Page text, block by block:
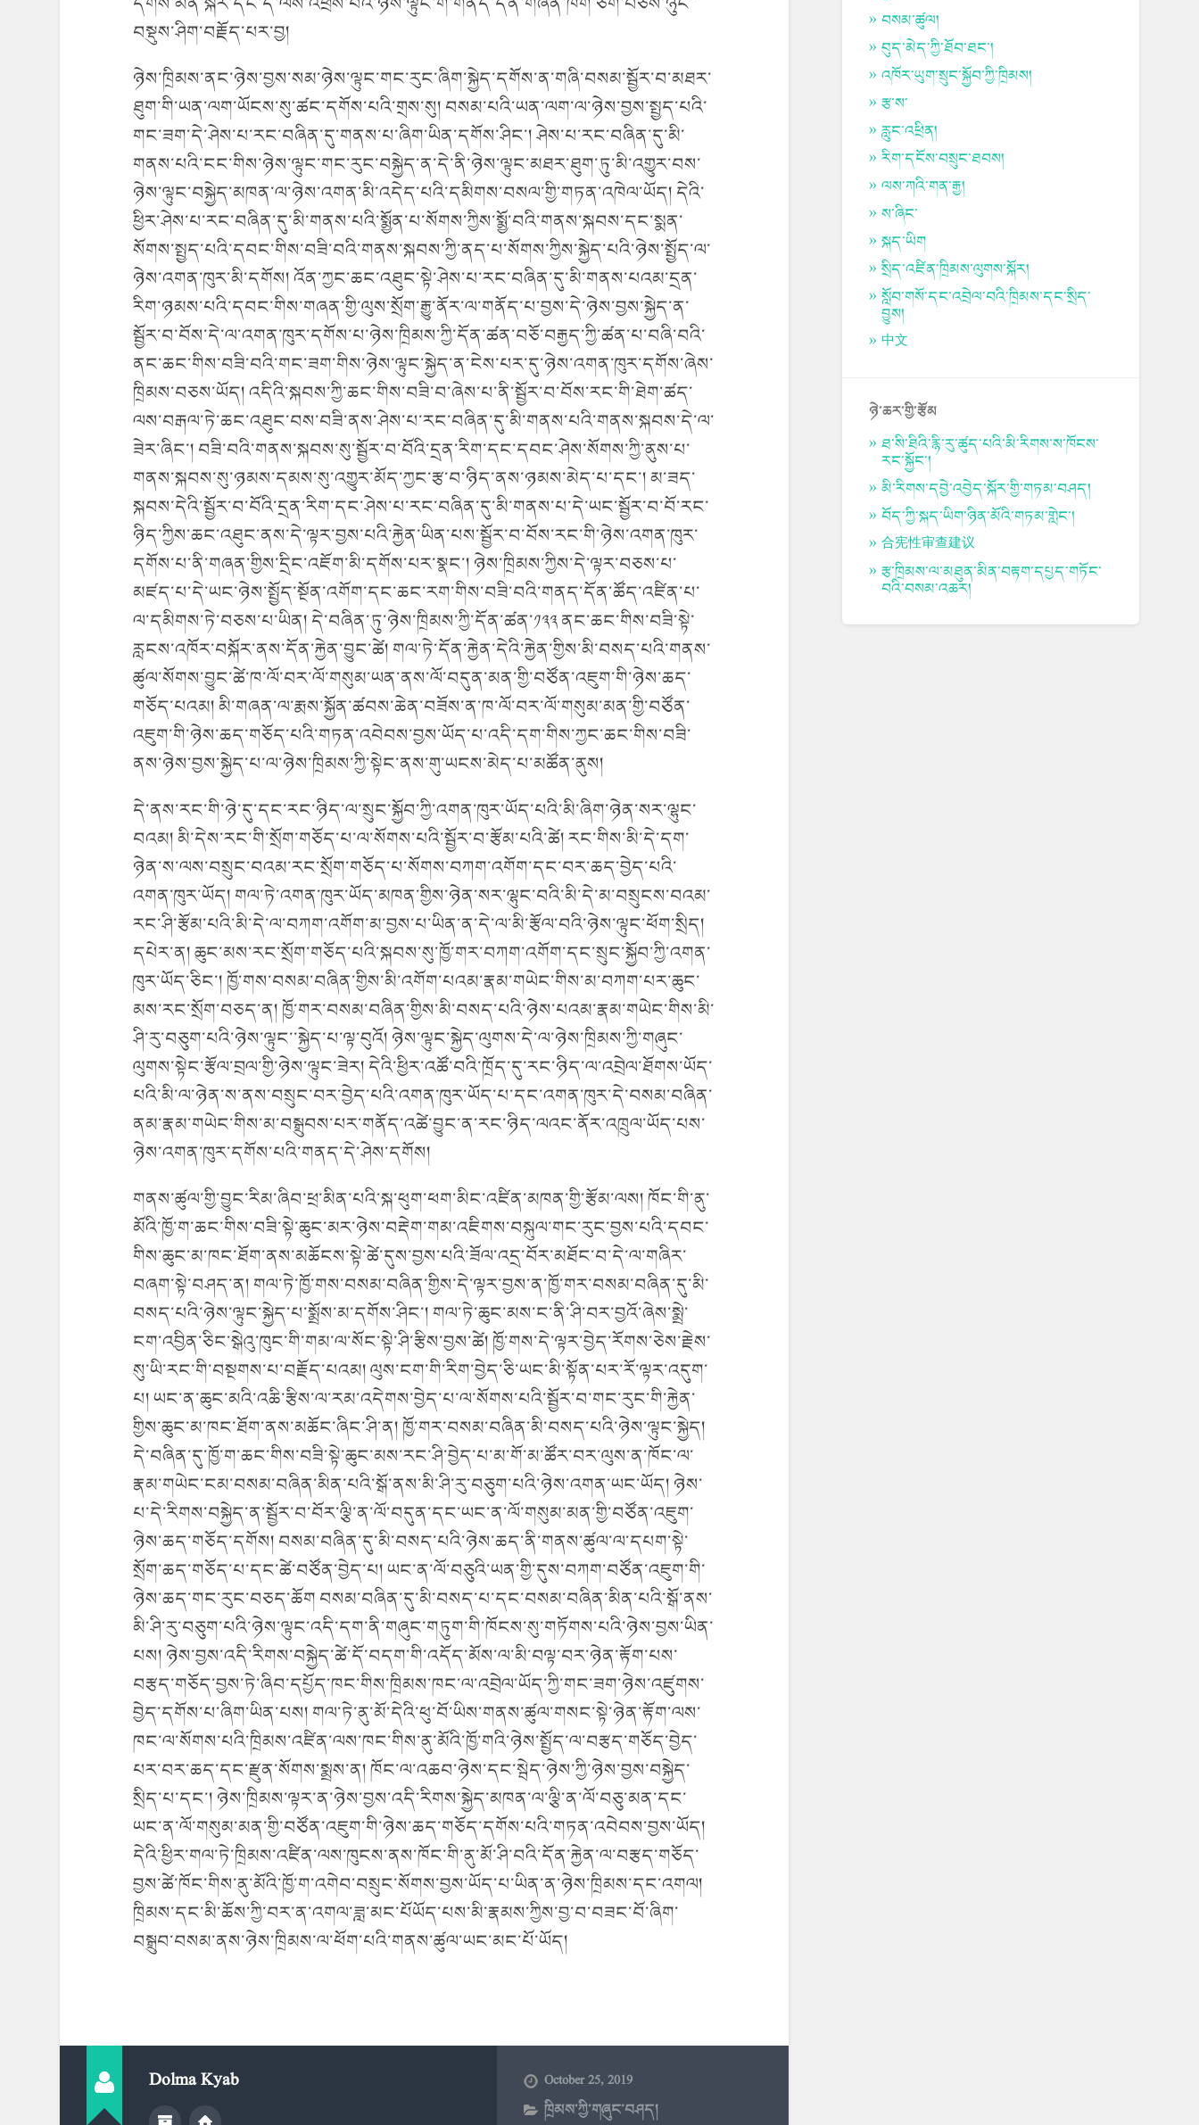
བསྡུས་ཤིག་བརྗོད་པར་བྱ།
ཉེས་ཁྲིམས་ནང་ཉེས་བྱས་སམ་ཉེས་ལྟུང་གང་རུང་ཞིག་སྐྱེད་དགོས་ན་གཞི་བསམ་སྦྱོར་བ་མཐར་
ཐུག་གི་ཡན་ལག་ཡོངས་སུ་ཚང་དགོས་པའི་གྲས་སུ། བསམ་པའི་ཡན་ལག་ལ་ཉེས་བྱས་སྤྱད་པའི་
གང་ཟག་དེ་ཤེས་པ་རང་བཞིན་དུ་གནས་པ་ཞིག་ཡིན་དགོས་ཤིང་། ཤེས་པ་རང་བཞིན་དུ་མི་
གནས་པའི་ངང་གིས་ཉེས་ལྟུང་གང་རུང་བསྐྱེད་ན་དེ་ནི་ཉེས་ལྟུང་མཐར་ཐུག་ཏུ་མི་འགྱུར་བས་
ཉེས་ལྟུང་བསྐྱེད་མཁན་ལ་ཉེས་འགན་མི་འདེད་པའི་དམིགས་བསལ་གྱི་གཏན་འཁེལ་ཡོད། དེའི་
ཕྱིར་ཤེས་པ་རང་བཞིན་དུ་མི་གནས་པའི་སྨྱོན་པ་སོགས་ཀྱིས་སྨྱོ་བའི་གནས་སྐབས་དང་སྨན་
སོགས་སྤྱད་པའི་དབང་གིས་བཟི་བའི་གནས་སྐབས་ཀྱི་ནད་པ་སོགས་ཀྱིས་སྐྱེད་པའི་ཉེས་སྤྱོད་ལ་
ཉེས་འགན་ཁུར་མི་དགོས། འོན་ཀྱང་ཆང་འཐུང་སྟེ་ཤེས་པ་རང་བཞིན་དུ་མི་གནས་པའམ་དྲན་
རིག་ཉམས་པའི་དབང་གིས་གཞན་གྱི་ལུས་སྲོག་རྒྱུ་ནོར་ལ་གནོད་པ་བྱས་དེ་ཉེས་བྱས་སྐྱེད་ན་
སྦྱོར་བ་བོས་དེ་ལ་འགན་ཁུར་དགོས་པ་ཉེས་ཁྲིམས་ཀྱི་དོན་ཚན་བཅོ་བརྒྱད་ཀྱི་ཚན་པ་བཞི་བའི་
ནང་ཆང་གིས་བཟི་བའི་གང་ཟག་གིས་ཉེས་ལྟུང་སྐྱེད་ན་ངེས་པར་དུ་ཉེས་འགན་ཁུར་དགོས་ཞེས་
ཁྲིམས་བཅས་ཡོད། འདིའི་སྐབས་ཀྱི་ཆང་གིས་བཟི་བ་ཞེས་པ་ནི་སྦྱོར་བ་བོས་རང་གི་ཐེག་ཚད་
ལས་བརྒལ་ཏེ་ཆང་འཐུང་བས་བཟི་ནས་ཤེས་པ་རང་བཞིན་དུ་མི་གནས་པའི་གནས་སྐབས་དེ་ལ་
ཟེར་ཞིང་། བཟི་བའི་གནས་སྐབས་སུ་སྦྱོར་བ་བོའི་དྲན་རིག་དང་དབང་ཤེས་སོགས་ཀྱི་ནུས་པ་
གནས་སྐབས་སུ་ཉམས་དམས་སུ་འགྱུར་མོད་ཀྱང་རྩ་བ་ཉིད་ནས་ཉམས་མེད་པ་དང་། མ་ཟད་
སྐབས་དེའི་སྦྱོར་བ་བོའི་དྲན་རིག་དང་ཤེས་པ་རང་བཞིན་དུ་མི་གནས་པ་དེ་ཡང་སྦྱོར་བ་བོ་རང་
ཉིད་ཀྱིས་ཆང་འཐུང་ནས་དེ་ལྟར་བྱས་པའི་རྐྱེན་ཡིན་པས་སྦྱོར་བ་བོས་རང་གི་ཉེས་འགན་ཁུར་
དགོས་པ་ནི་གཞན་གྱིས་དྲིང་འཇོག་མི་དགོས་པར་སྣང་། ཉེས་ཁྲིམས་ཀྱིས་དེ་ལྟར་བཅས་པ་
མཛད་པ་དེ་ཡང་ཉེས་སྤྱོད་སྔོན་འགོག་དང་ཆང་རག་གིས་བཟི་བའི་གནད་དོན་ཚོད་འཛིན་པ་
ལ་དམིགས་ཏེ་བཅས་པ་ཡིན། དེ་བཞིན་ཏུ་ཉེས་ཁྲིམས་ཀྱི་དོན་ཚན་༡༣༣ ནང་ཆང་གིས་བཟི་སྟེ་
རླངས་འཁོར་བསྐོར་ནས་དོན་རྐྱེན་བྱུང་ཚེ། གལ་ཏེ་དོན་རྐྱེན་དེའི་རྐྱེན་གྱིས་མི་བསད་པའི་གནས་
ཚུལ་སོགས་བྱུང་ཚེ་ཁ་ལོ་བར་ལོ་གསུམ་ཡན་ནས་ལོ་བདུན་མན་གྱི་བཙོན་འཇུག་གི་ཉེས་ཆད་
གཅོད་པའམ། མི་གཞན་ལ་རྨས་སྐྱོན་ཚབས་ཆེན་བཟོས་ན་ཁ་ལོ་བར་ལོ་གསུམ་མན་གྱི་བཙོན་
འཇུག་གི་ཉེས་ཆད་གཅོད་པའི་གཏན་འབེབས་བྱས་ཡོད་པ་འདི་དག་གིས་ཀྱང་ཆང་གིས་བཟི་
ནས་ཉེས་བྱས་སྐྱེད་པ་ལ་ཉེས་ཁྲིམས་ཀྱི་སྟེང་ནས་གུ་ཡངས་མེད་པ་མཚོན་ནུས།
དེ་ནས་རང་གི་ཉེ་དུ་དང་རང་ཉིད་ལ་སྲུང་སྐྱོབ་ཀྱི་འགན་ཁུར་ཡོད་པའི་མི་ཞིག་ཉེན་སར་ལྷུང་
བའམ། མི་དེས་རང་གི་སྲོག་གཅོད་པ་ལ་སོགས་པའི་སྦྱོར་བ་རྩོམ་པའི་ཚེ། རང་གིས་མི་དེ་དག་
ཉེན་ས་ལས་བསྲུང་བའམ་རང་སྲོག་གཅོད་པ་སོགས་བཀག་འགོག་དང་བར་ཆད་བྱེད་པའི་
འགན་ཁུར་ཡོད། གལ་ཏེ་འགན་ཁུར་ཡོད་མཁན་གྱིས་ཉེན་སར་ལྷུང་བའི་མི་དེ་མ་བསྲུངས་བའམ་
རང་ཤི་རྩོམ་པའི་མི་དེ་ལ་བཀག་འགོག་མ་བྱས་པ་ཡིན་ན་དེ་ལ་མི་རྩོལ་བའི་ཉེས་ལྟུང་ཕོག་སྲིད།
དཔེར་ན། ཆུང་མས་རང་སྲོག་གཅོད་པའི་སྐབས་སུ་ཁྱོ་གར་བཀག་འགོག་དང་སྲུང་སྐྱོབ་ཀྱི་འགན་
ཁུར་ཡོད་ཅིང་། ཁྱོ་གས་བསམ་བཞིན་གྱིས་མི་འགོག་པའམ་རྣམ་གཡེང་གིས་མ་བཀག་པར་ཆུང་
མས་རང་སྲོག་བཅད་ན། ཁྱོ་གར་བསམ་བཞིན་གྱིས་མི་བསད་པའི་ཉེས་པའམ་རྣམ་གཡེང་གིས་མི་
ཤི་རུ་བཅུག་པའི་ཉེས་ལྟུང་་སྐྱེད་པ་ལྟ་བུའོ། ཉེས་ལྟུང་སྐྱེད་ལུགས་དེ་ལ་ཉེས་ཁྲིམས་ཀྱི་གཞུང་
ལུགས་སྟེང་རྩོལ་བྲལ་གྱི་ཉེས་ལྟུང་ཟེར། དེའི་ཕྱིར་འཚོ་བའི་ཁྲོད་དུ་རང་ཉིད་ལ་འབྲེལ་ཐོགས་ཡོད་
པའི་མི་ལ་ཉེན་ས་ནས་བསྲུང་བར་བྱེད་པའི་འགན་ཁུར་ཡོད་པ་དང་འགན་ཁུར་དེ་བསམ་བཞིན་
ནམ་རྣམ་གཡེང་གིས་མ་བསྒྲུབས་པར་གནོད་འཚེ་བྱུང་ན་རང་ཉིད་ལའང་ནོར་འཁྲུལ་ཡོད་པས་
ཉེས་འགན་ཁུར་དགོས་པའི་གནད་དེ་ཤེས་དགོས།
གནས་ཚུལ་གྱི་བྱུང་རིམ་ཞིབ་ཕྲ་མིན་པའི་སྐ་ཕུག་ཕག་མིང་འཛིན་མཁན་གྱི་རྩོམ་ལས། ཁོང་གི་ནུ་
མོའི་ཁྱོ་ག་ཆང་གིས་བཟི་སྟེ་ཆུང་མར་ཉེས་བརྡེག་གམ་འཇིགས་བསྐུལ་གང་རུང་བྱས་པའི་དབང་
གིས་ཆུང་མ་ཁང་ཐོག་ནས་མཆོངས་སྟེ་ཚེ་དུས་བྱས་པའི་ཟོལ་འདྲ་བོར་མཐོང་བ་དེ་ལ་གཞིར་
བཞག་སྟེ་བཤད་ན། གལ་ཏེ་ཁྱོ་གས་བསམ་བཞིན་གྱིས་དེ་ལྟར་བྱས་ན་ཁྱོ་གར་བསམ་བཞིན་དུ་མི་
བསད་པའི་ཉེས་ལྟུང་སྐྱེད་པ་སྨྲོས་མ་དགོས་ཤིང་། གལ་ཏེ་ཆུང་མས་ང་ནི་ཤི་བར་བྱའོ་ཞེས་སྨྲེ་
ངག་འབྱིན་ཅིང་སྒེའུ་ཁུང་གི་གམ་ལ་སོང་སྟེ་ཤི་རྩིས་བྱས་ཚེ། ཁྱོ་གས་དེ་ལྟར་བྱེད་རོགས་ཅེས་རྗེས་
སུ་ཡི་རང་གི་བསྔགས་པ་བརྗོད་པའམ། ལུས་ངག་གི་རིག་བྱེད་ཅི་ཡང་མི་སྟོན་པར་རོ་ལྟར་འདུག་
པ། ཡང་ན་ཆུང་མའི་འཆི་རྩིས་ལ་རམ་འདེགས་བྱེད་པ་ལ་སོགས་པའི་སྦྱོར་བ་གང་རུང་གི་རྐྱེན་
གྱིས་ཆུང་མ་ཁང་ཐོག་ནས་མཆོང་ཞིང་ཤི་ན། ཁྱོ་གར་བསམ་བཞིན་མི་བསད་པའི་ཉེས་ལྟུང་སྐྱེད།
དེ་བཞིན་དུ་ཁྱོ་ག་ཆང་གིས་བཟི་སྟེ་ཆུང་མས་རང་ཤི་བྱེད་པ་མ་གོ་མ་ཚོར་བར་ལུས་ན་ཁོང་ལ་
རྣམ་གཡེང་ངམ་བསམ་བཞིན་མིན་པའི་སྒོ་ནས་མི་ཤི་རུ་བཅུག་པའི་ཉེས་འགན་ཡང་ཡོད། ཉེས་
པ་དེ་རིགས་བསྐྱེད་ན་སྦྱོར་བ་བོར་ལྕི་ན་ལོ་བདུན་དང་ཡང་ན་ལོ་གསུམ་མན་གྱི་བཙོན་འཇུག་
ཉེས་ཆད་གཅོད་དགོས། བསམ་བཞིན་དུ་མི་བསད་པའི་ཉེས་ཆད་ནི་གནས་ཚུལ་ལ་དཔག་སྟེ་
སྲོག་ཆད་གཅོད་པ་དང་ཚེ་བཙོན་བྱེད་པ། ཡང་ན་ལོ་བཅུའི་ཡན་གྱི་དུས་བཀག་བཙོན་འཇུག་གི་
ཉེས་ཆད་གང་རུང་བཅད་ཆོག བསམ་བཞིན་དུ་མི་བསད་པ་དང་བསམ་བཞིན་མིན་པའི་སྒོ་ནས་
མི་ཤི་རུ་བཅུག་པའི་ཉེས་ལྟུང་འདི་དག་ནི་གཞུང་གཏུག་གི་ཁོངས་སུ་གཏོགས་པའི་ཉེས་བྱས་ཡིན་
པས། ཉེས་བྱས་འདི་རིགས་བསྐྱེད་ཚེ་དོ་བདག་གི་འདོད་མོས་ལ་མི་བལྟ་བར་ཉེན་རྟོག་པས་
བརྩད་གཅོད་བྱས་ཏེ་ཞིབ་དཔྱོད་ཁང་གིས་ཁྲིམས་ཁང་ལ་འབྲེལ་ཡོད་ཀྱི་གང་ཟག་ཉེས་འཛུགས་
བྱེད་དགོས་པ་ཞིག་ཡིན་པས། གལ་ཏེ་ནུ་མོ་དེའི་ཕུ་བོ་ཡིས་གནས་ཚུལ་གསང་སྟེ་ཉེན་རྟོག་ལས་
ཁང་ལ་སོགས་པའི་ཁྲིམས་འཛིན་ལས་ཁང་གིས་ནུ་མོའི་ཁྱོ་གའི་ཉེས་སྤྱོད་ལ་བརྩད་གཅོད་བྱེད་
པར་བར་ཆད་དང་རྫུན་སོགས་སྨྲས་ན། ཁོང་ལ་འཆབ་ཉེས་དང་སྦེད་ཉེས་ཀྱི་ཉེས་བྱས་བསྐྱེད་
སྲིད་པ་དང་། ཉེས་ཁྲིམས་ལྟར་ན་ཉེས་བྱས་འདི་རིགས་སྐྱེད་མཁན་ལ་ལྕི་ན་ལོ་བཅུ་མན་དང་
ཡང་ན་ལོ་གསུམ་མན་གྱི་བཙོན་འཇུག་གི་ཉེས་ཆད་གཅོད་དགོས་པའི་གཏན་འབེབས་བྱས་ཡོད།
དེའི་ཕྱིར་གལ་ཏེ་ཁྲིམས་འཛིན་ལས་ཁུངས་ནས་ཁོང་གི་ནུ་མོ་ཤི་བའི་དོན་རྐྱེན་ལ་བརྩད་གཅོད་
བྱས་ཚེ་ཁོང་གིས་ནུ་མོའི་ཁྱོ་ག་འགེབ་བསྲུང་སོགས་བྱས་ཡོད་པ་ཡིན་ན་ཉེས་ཁྲིམས་དང་འགལ།
ཁྲིམས་དང་མི་ཆོས་ཀྱི་བར་ན་འགལ་ཟླ་མང་པོཡོད་པས་མི་རྣམས་ཀྱིས་བྱ་བ་བཟང་བོ་ཞིག་
བསྒྲུབ་བསམ་ནས་ཉེས་ཁྲིམས་ལ་ཕོག་པའི་གནས་ཚུལ་ཡང་མང་པོ་ཡོད།
Dolma Kyab
October 25, 2019
ཁྲིམས་ཀྱི་གཞུང་བཤད།
བསམ་ཚུལ།
བུད་མེད་ཀྱི་ཐོབ་ཐང་།
འཁོར་ཡུག་སྲུང་སྐྱོབ་ཀྱི་ཁྲིམས།
རྩ་ས་
རླུང་འཕྲིན།
རིག་དངོས་བསྲུང་ཐབས།
ལས་ཀའི་གན་རྒྱ།
ས་ཞིང་
སྐད་ཡིག
སྲིད་འཛིན་ཁྲིམས་ལུགས་སྐོར།
སློབ་གསོ་དང་འབྲེལ་བའི་ཁྲིམས་དང་སྲིད་
བྱུས།
中文
ཉེ་ཆར་གྱི་རྩོམ
ཐ་སི་ཐིའི་རྙི་རུ་ཚུད་པའི་མི་རིགས་ས་ཁོངས་
རང་སྐྱོང་།
མི་རིགས་དབྱེ་འབྱེད་སྐོར་གྱི་གཏམ་བཤད།
བོད་ཀྱི་སྐད་ཡིག་ཉིན་མོའི་གཏམ་གླེང་།
合宪性审查建议
རྩ་ཁྲིམས་ལ་མཐུན་མིན་བརྟག་དཔྱད་གཏོང་
བའི་བསམ་འཆར།